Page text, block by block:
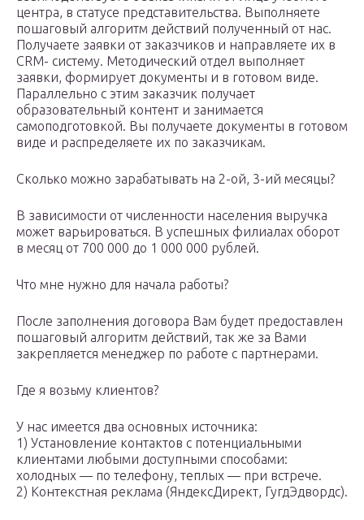
центра, в статусе представительства. Выполняете
пошаговый алгоритм действий полученный от нас.
Получаете заявки от заказчиков и направляете их в
CRM- систему. Методический отдел выполняет
заявки, формирует документы и в готовом виде.
Параллельно с этим заказчик получает
образовательный контент и занимается
самоподготовкой. Вы получаете документы в готовом
виде и распределяете их по заказчикам.
Сколько можно зарабатывать на 2-ой, 3-ий месяцы?
В зависимости от численности населения выручка
может варьироваться. В успешных филиалах оборот
в месяц от 700 000 до 1 000 000 рублей.
Что мне нужно для начала работы?
После заполнения договора Вам будет предоставлен
пошаговый алгоритм действий, так же за Вами
закрепляется менеджер по работе с партнерами.
Где я возьму клиентов?
У нас имеется два основных источника:
1) Установление контактов с потенциальными
клиентами любыми доступными способами:
холодных — по телефону, теплых — при встрече.
2) Контекстная реклама (ЯндексДирект, ГугдЭдвордс).